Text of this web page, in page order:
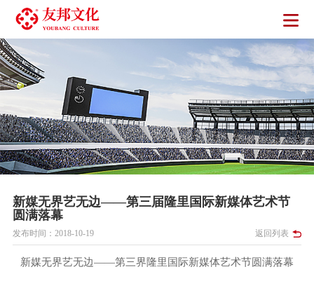
新媒无界艺无边——第三届隆里国际新媒体艺术节
圆满落幕
发布时间：2018-10-19 返回列表
新媒无界艺无边——第三界隆里国际新媒体艺术节圆满落幕